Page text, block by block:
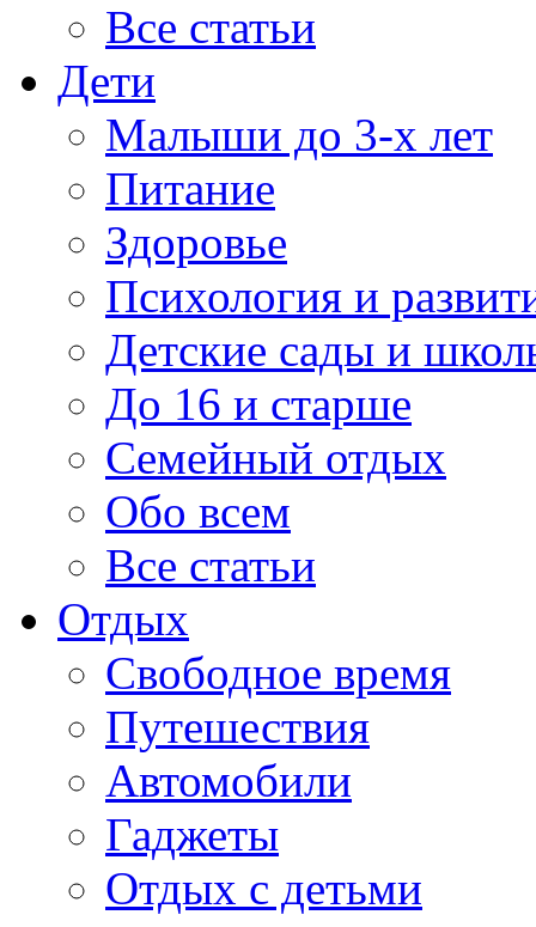
Все статьи
Дети
Малыши до 3-х лет
Питание
Здоровье
Психология и
Детские сады и
До 16 и старше
Семейный отдых
Обо всем
Все статьи
Отдых
Свободное время
Путешествия
Автомобили
Гаджеты
Отдых с детьми